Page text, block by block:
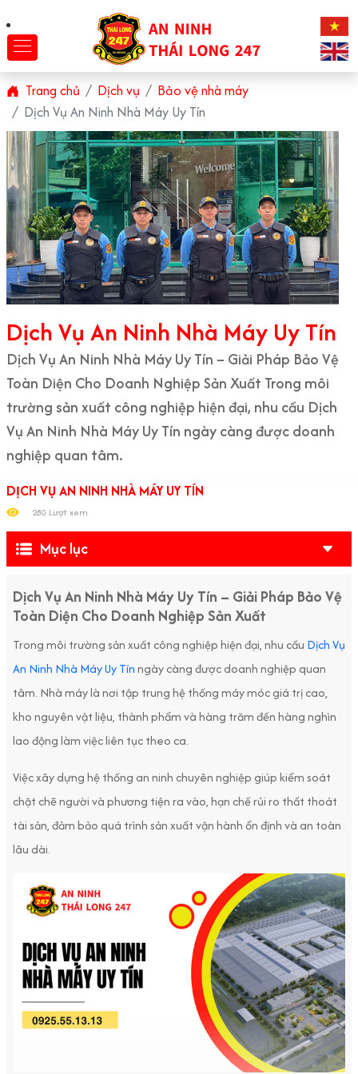
Trang chủ Dịch vụ
Bảo vệ nhà máy
Dịch Vụ An Ninh Nhà Máy Uy Tín
Dịch Vụ An Ninh Nhà Máy Uy Tín
Dịch Vụ An Ninh Nhà Máy Uy Tín – Giải Pháp Bảo Vệ
Toàn Diện Cho Doanh Nghiệp Sản Xuất Trong môi
trường sản xuất công nghiệp hiện đại, nhu cầu Dịch
Vụ An Ninh Nhà Máy Uy Tín ngày càng được doanh
nghiệp quan tâm.
DỊCH VỤ AN NINH NHÀ MÁY UY TÍN
280 Lượt xem
Mục lục
Dịch Vụ An Ninh Nhà Máy Uy Tín – Giải Pháp Bảo Vệ
Toàn Diện Cho Doanh Nghiệp Sản Xuất
Trong môi trường sản xuất công nghiệp hiện đại, nhu cầu Dịch Vụ
An Ninh Nhà Máy Uy Tínngày càng được doanh nghiệp quan
tâm. Nhà máy là nơi tập trung hệ thống máy móc giá trị cao,
kho nguyên vật liệu, thành phẩm và hàng trăm đến hàng nghìn
lao động làm việc liên tục theo ca.
Việc xây dựng hệ thống an ninh chuyên nghiệp giúp kiểm soát
chặt chẽ người và phương tiện ra vào, hạn chế rủi ro thất thoát
tài sản, đảm bảo quá trình sản xuất vận hành ổn định và an toàn
lâu dài.